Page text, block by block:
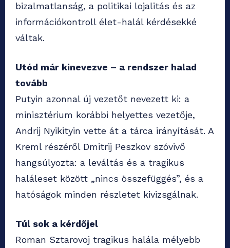
bizalmatlanság, a politikai lojalitás és az
információkontroll élet-halál kérdésekké
váltak.
Utód már kinevezve – a rendszer halad
tovább
Putyin azonnal új vezetőt nevezett ki: a
minisztérium korábbi helyettes vezetője,
Andrij Nyikityin vette át a tárca irányítását. A
Kreml részéről Dmitrij Peszkov szóvivő
hangsúlyozta: a leváltás és a tragikus
haláleset között „nincs összefüggés”, és a
hatóságok minden részletet kivizsgálnak.
Túl sok a kérdőjel
Roman Sztarovoj tragikus halála mélyebb